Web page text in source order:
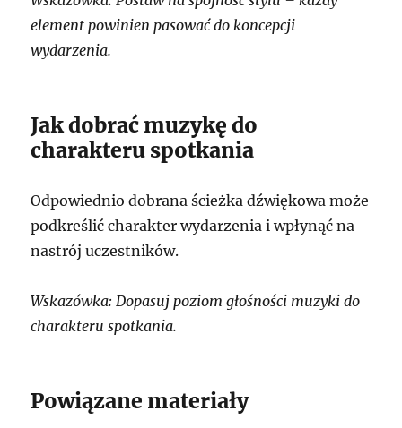
element powinien pasować do koncepcji
wydarzenia.
Jak dobrać muzykę do
charakteru spotkania
Odpowiednio dobrana ścieżka dźwiękowa może
podkreślić charakter wydarzenia i wpłynąć na
nastrój uczestników.
Wskazówka: Dopasuj poziom głośności muzyki do
charakteru spotkania.
Powiązane materiały